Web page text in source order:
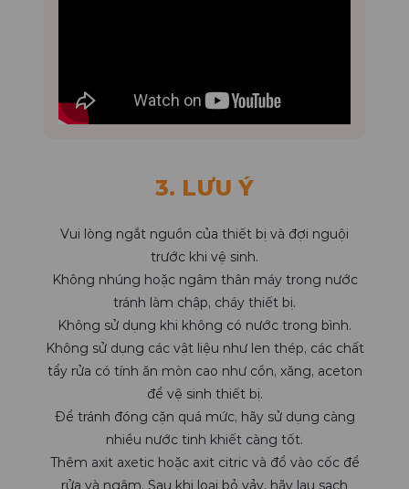
3. LƯU Ý
Vui lòng ngắt nguồn của thiết bị và đợi nguội
trước khi vệ sinh.
Không nhúng hoặc ngâm thân máy trong nước
tránh làm chập, cháy thiết bị.
Không sử dụng khi không có nước trong bình.
Không sử dụng các vật liệu như len thép, các chất
tẩy rửa có tính ăn mòn cao như cồn, xăng, aceton
để vệ sinh thiết bị.
Để tránh đóng cặn quá mức, hãy sử dụng càng
nhiều nước tinh khiết càng tốt.
Thêm axit axetic hoặc axit citric và đổ vào cốc để
rửa và ngâm. Sau khi loại bỏ vảy, hãy lau sạch